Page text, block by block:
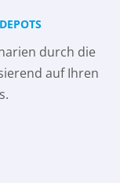
durch die
auf Ihren